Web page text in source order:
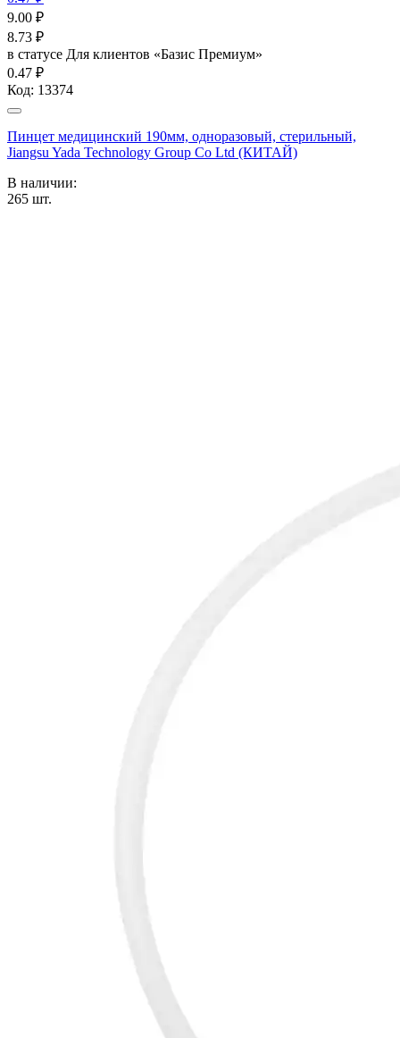
9.00 ₽
8.73 ₽
в статусе Для клиентов «Базис Премиум»
0.47 ₽
Код: 13374
Пинцет медицинский 190мм, одноразовый, стерильный,
Jiangsu Yada Technology Group Co Ltd (КИТАЙ)
В наличии:
265 шт.